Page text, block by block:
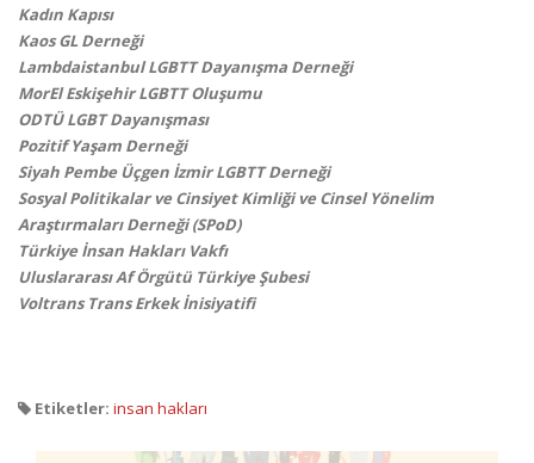
Kadın Kapısı
Kaos GL Derneği
Lambdaistanbul LGBTT Dayanışma Derneği
MorEl Eskişehir LGBTT Oluşumu
ODTÜ LGBT Dayanışması
Pozitif Yaşam Derneği
Siyah Pembe Üçgen İzmir LGBTT Derneği
Sosyal Politikalar ve Cinsiyet Kimliği ve Cinsel Yönelim
Araştırmaları Derneği (SPoD)
Türkiye İnsan Hakları Vakfı
Uluslararası Af Örgütü Türkiye Şubesi
Voltrans Trans Erkek İnisiyatifi
Etiketler: insan hakları